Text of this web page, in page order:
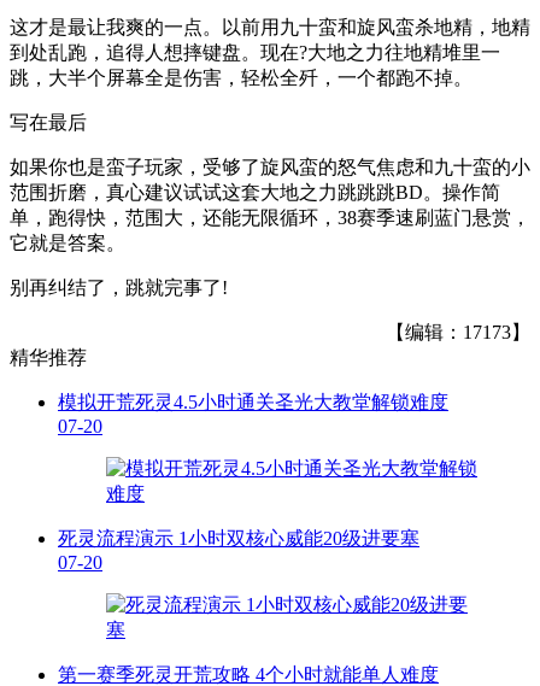
这才是最让我爽的一点。以前用九十蛮和旋风蛮杀地精，地精
到处乱跑，追得人想摔键盘。现在?大地之力往地精堆里一
跳，大半个屏幕全是伤害，轻松全歼，一个都跑不掉。
写在最后
如果你也是蛮子玩家，受够了旋风蛮的怒气焦虑和九十蛮的小
范围折磨，真心建议试试这套大地之力跳跳跳BD。操作简
单，跑得快，范围大，还能无限循环，38赛季速刷蓝门悬赏，
它就是答案。
别再纠结了，跳就完事了!
【编辑：17173】
精华推荐
模拟开荒死灵4.5小时通关圣光大教堂解锁难度
07-20
死灵流程演示 1小时双核心威能20级进要塞
07-20
第一赛季死灵开荒攻略 4个小时就能单人难度